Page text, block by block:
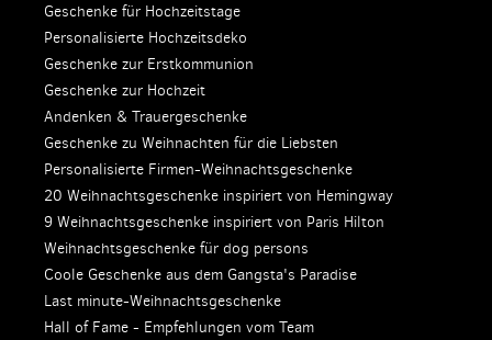
Geschenke für Hochzeitstage
Personalisierte Hochzeitsdeko
Geschenke zur Erstkommunion
Geschenke zur Hochzeit
Andenken & Trauergeschenke
Geschenke zu Weihnachten für die Liebsten
Personalisierte Firmen-Weihnachtsgeschenke
20 Weihnachtsgeschenke inspiriert von Hemingway
9 Weihnachtsgeschenke inspiriert von Paris Hilton
Weihnachtsgeschenke für dog persons
Coole Geschenke aus dem Gangsta's Paradise
Last minute-Weihnachtsgeschenke
Hall of Fame - Empfehlungen vom Team